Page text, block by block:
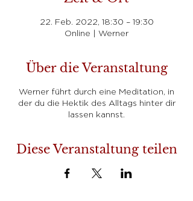
22. Feb. 2022, 18:30 – 19:30
Online | Werner
Über die Veranstaltung
Werner führt durch eine Meditation, in
der du die Hektik des Alltags hinter dir
lassen kannst.
Diese Veranstaltung teilen